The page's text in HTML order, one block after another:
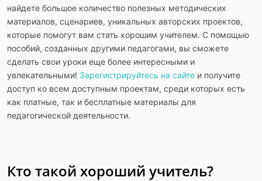
найдете большое количество полезных методических
материалов, сценариев, уникальных авторских проектов,
которые помогут вам стать хорошим учителем. С помощью
пособий, созданных другими педагогами, вы сможете
сделать свои уроки еще более интересными и
увлекательными! Зарегистрируйтесь на сайте и получите
доступ ко всем доступным проектам, среди которых есть
как платные, так и бесплатные материалы для
педагогической деятельности.
Кто такой хороший учитель?